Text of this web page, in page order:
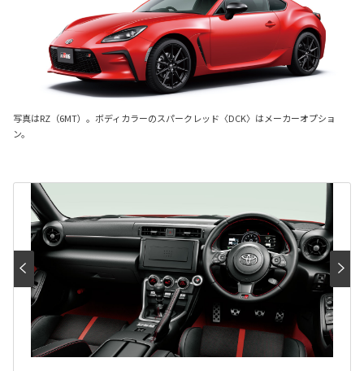
写真はRZ（6MT）。ボディカラーのスパークレッド〈DCK〉はメーカーオプショ
ン。